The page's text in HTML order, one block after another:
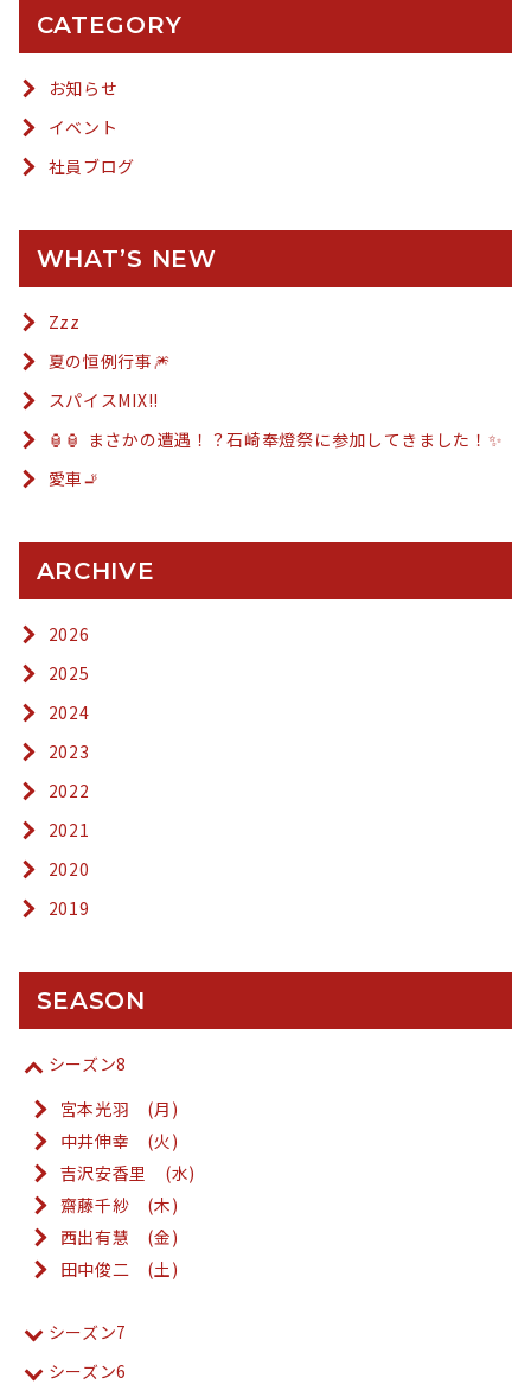
CATEGORY
お知らせ
イベント
社員ブログ
WHAT’S NEW
Zzz
夏の恒例行事🎆
スパイスMIX!!
🏮🏮 まさかの遭遇！？石崎奉燈祭に参加してきました！✨
愛車🚬
ARCHIVE
2026
2025
2024
2023
2022
2021
2020
2019
SEASON
シーズン8
宮本光羽 (月)
中井伸幸 (火)
吉沢安香里 (水)
齋藤千紗 (木)
西出有慧 (金)
田中俊二 (土)
シーズン7
シーズン6